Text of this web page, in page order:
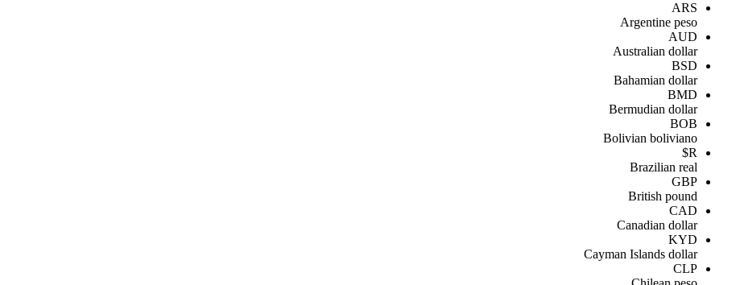
ARS
Argentine peso
AUD
Australian dollar
BSD
Bahamian dollar
BMD
Bermudian dollar
BOB
Bolivian boliviano
R$
Brazilian real
GBP
British pound
CAD
Canadian dollar
KYD
Cayman Islands dollar
CLP